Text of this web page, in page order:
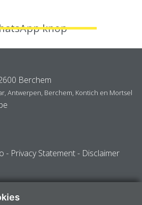
knop
Berchem
, Antwerpen, Berchem, Kontich en Mortsel
- Privacy Statement- Disclaimer